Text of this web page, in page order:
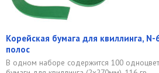
Корейская бумага для квиллинга,
полос
В одном наборе содержится 100